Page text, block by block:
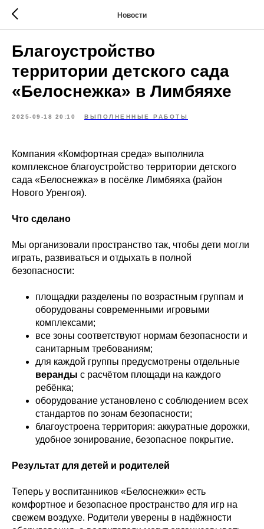
Новости
Благоустройство
территории детского сада
«Белоснежка» в Лимбяяхе
2025-09-18 20:10 ВЫПОЛНЕННЫЕ РАБОТЫ
Компания «Комфортная среда» выполнила
комплексное благоустройство территории детского
сада «Белоснежка» в посёлке Лимбяяха (район
Нового Уренгоя).
Что сделано
Мы организовали пространство так, чтобы дети могли
играть, развиваться и отдыхать в полной
безопасности:
площадки разделены по возрастным группам и
оборудованы современными игровыми
комплексами;
все зоны соответствуют нормам безопасности и
санитарным требованиям;
для каждой группы предусмотрены отдельные
веранды с расчётом площади на каждого
ребёнка;
оборудование установлено с соблюдением всех
стандартов по зонам безопасности;
благоустроена территория: аккуратные дорожки,
удобное зонирование, безопасное покрытие.
Результат для детей и родителей
Теперь у воспитанников «Белоснежки» есть
комфортное и безопасное пространство для игр на
свежем воздухе. Родители уверены в надёжности